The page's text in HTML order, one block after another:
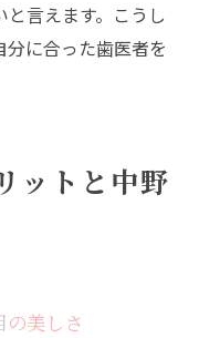
言えます。こうし
に合った歯医者を
ットと中野
美しさ